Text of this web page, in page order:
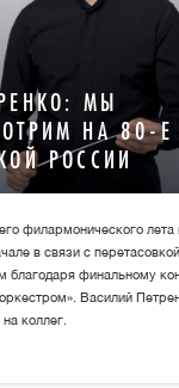
МЫ
НА 80-Е
РОССИИ
филармонического лета
в связи с
благодаря финальному
Василий
коллег.